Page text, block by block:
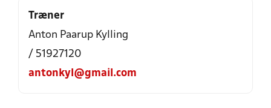
Træner
Anton Paarup Kylling
/ 51927120
antonkyl@gmail.com